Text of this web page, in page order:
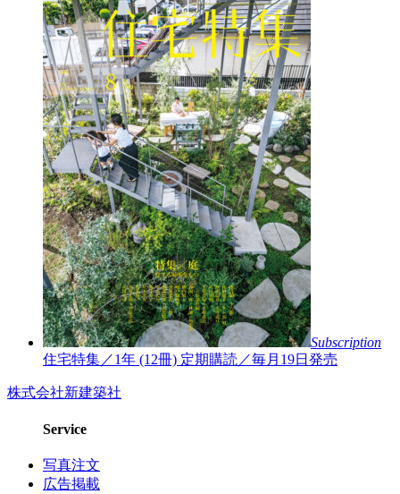
Subscription
住宅特集／1年 (12冊) 定期購読／毎月19日発売
株式会社新建築社
Service
写真注文
広告掲載